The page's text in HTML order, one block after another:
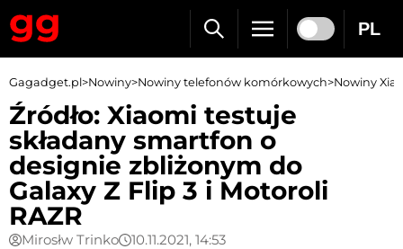
PL
Gagadget.pl>Nowiny>Nowiny telefonów komórkowych>Nowiny
Źródło: Xiaomi testuje
składany smartfon o
designie zbliżonym do
Galaxy Z Flip 3 i Motoroli
RAZR
Mirosłw Trinko 10.11.2021, 14:53